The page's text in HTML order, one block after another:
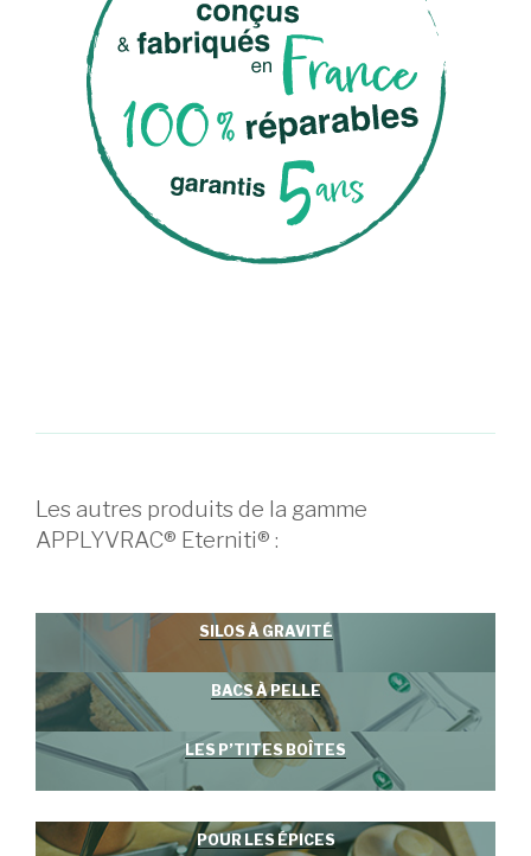
Les autres produits de la gamme
APPLYVRAC® Eterniti® :
SILOS À GRAVITÉ
BACS À PELLE
LES P’TITES BOÎTES
POUR LES ÉPICES